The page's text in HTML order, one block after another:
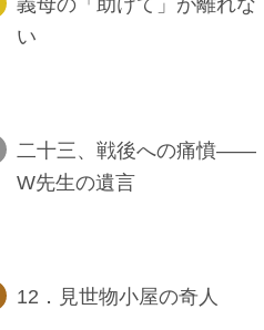
い
二十三、戦後への痛憤――
W先生の遺言
12．見世物小屋の奇人